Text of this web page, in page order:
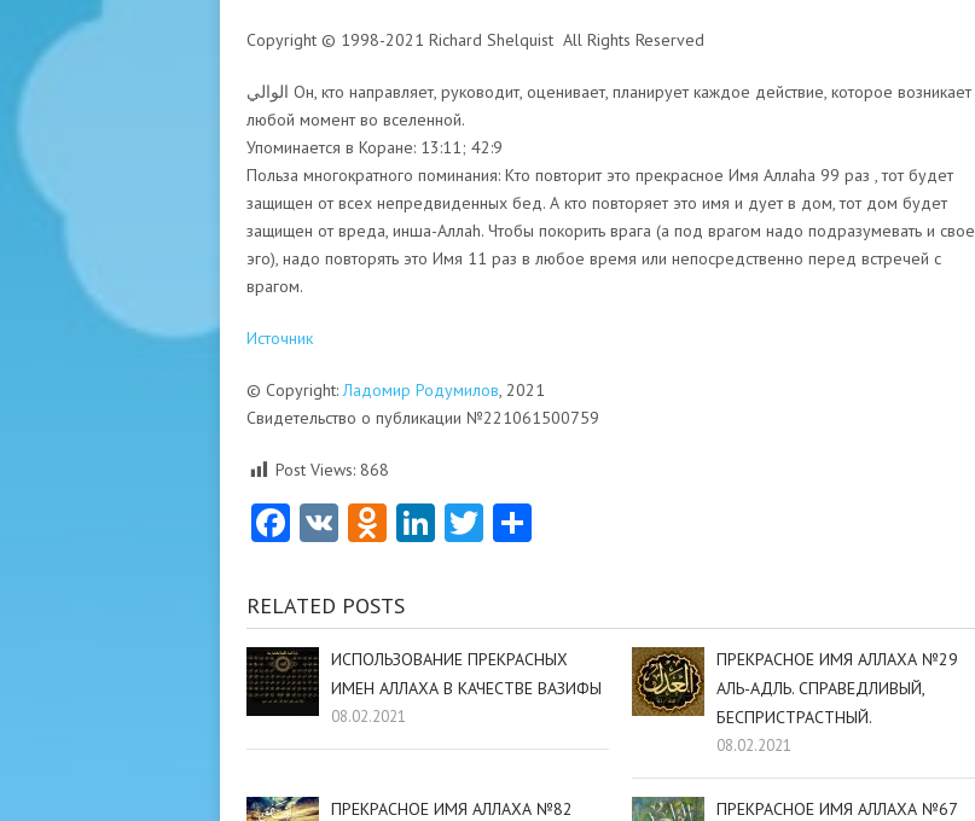
Copyright © 1998-2021 Richard Shelquist All Rights Reserved
الوالي Он, кто направляет, руководит, оценивает, планирует каждое действие, которое возникает в
любой момент во вселенной.
Упоминается в Коране: 13:11; 42:9
Польза многократного поминания: Кто повторит это прекрасное Имя Аллаhа 99 раз , тот будет
защищен от всех непредвиденных бед. А кто повторяет это имя и дует в дом, тот дом будет
защищен от вреда, инша-Аллаh. Чтобы покорить врага (а под врагом надо подразумевать и свое
эго), надо повторять это Имя 11 раз в любое время или непосредственно перед встречей с
врагом.
Источник
© Copyright:Ладомир Родумилов, 2021
Свидетельство о публикации №221061500759
Post Views: 868
Facebook
VKOdnoklassniki
LinkedIn
TwitterОтправить
RELATED POSTS
ИСПОЛЬЗОВАНИЕ ПРЕКРАСНЫХ
ИМЕН АЛЛАХА В КАЧЕСТВЕ ВАЗИФЫ
08.02.2021
ПРЕКРАСНОЕ ИМЯ АЛЛАХА №29
АЛЬ-АДЛЬ. СПРАВЕДЛИВЫЙ,
БЕСПРИСТРАСТНЫЙ.
08.02.2021
ПРЕКРАСНОЕ ИМЯ АЛЛАХА №82
ПРЕКРАСНОЕ ИМЯ АЛЛАХА №67